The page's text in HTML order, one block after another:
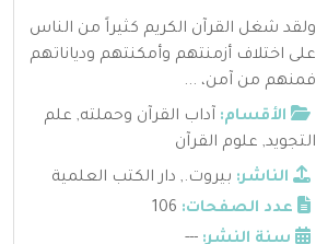
ولقد شغل القرآن الكريم كثيراً من الناس
على اختلاف أزمنتهم وأمكنتهم ودياناتهم
فمنهم من آمن، ...
الأقسام: آداب القرآن وحملته, علم
التجويد, علوم القرآن
الناشر: بيروت., دار الكتب العلمية
عدد الصفحات:
سنة النشر: ---